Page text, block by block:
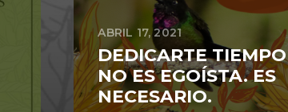
ABRIL 17, 2021
DEDICARTE TIEMPO
NO ES EGOÍSTA. ES
NECESARIO.